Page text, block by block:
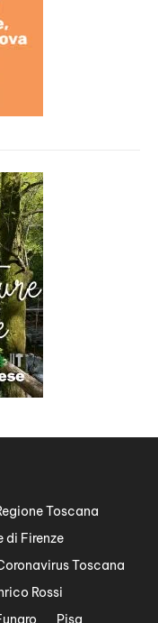
Toscana
di Firenze
Toscana
Rossi
Pisa